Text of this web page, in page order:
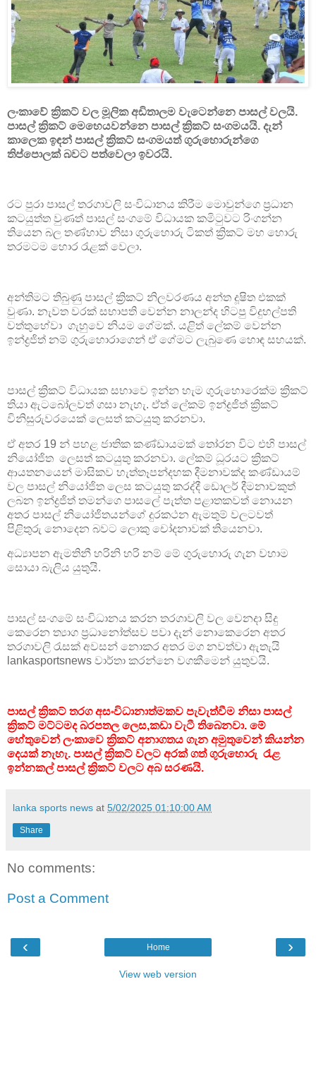
ලංකාවේ ක්‍රිකට් වල මූලික අඩිතාලම වැටෙන්නෙ පාසල් වලයි.
පාසල් ක්‍රිකට් මෙහෙයවන්නෙ පාසල් ක්‍රිකට් සංගමයයි. දැන්
කාලෙක ඉඳන් පාසල් ක්‍රිකට් සංගමයත් ගුරුහොරුන්ගෙ
තිප්පොලක් බවට පත්වෙලා ඉවරයි.
රට පුරා පාසල් තරගාවලි සංවිධානය කිරීම මොවුන්ගෙ ප්‍රධාන
කටයුත්ත වුණත් පාසල් සංගමේ විධායක කමිටුවට රිංගන්න
තියෙන බල තණ්හාව නිසා ගුරුහොරු ටිකත් ක්‍රිකට් මහ හොරු
තරමටම හොර රැළක් වෙලා.
අන්තිමට තිබුණු පාසල් ක්‍රිකට් නිලවරණය අන්ත දූෂිත එකක්
වුණා. නැවත වරක් සභාපති වෙන්න නාලන්ද හිටපු විදුහල්පති
වත්තුහේවා ගැහුවෙ නියම ගේමක්. යළිත් ලේකම් වෙන්න
ඉන්ද්‍රජිත් නම් ගුරුහොරාගෙන් ඒ ගේමට ලැබුණෙ හොඳ සහයක්.
පාසල් ක්‍රිකට් විධායක සභාවෙ ඉන්න හැම ගුරුහොරෙක්ම ක්‍රිකට්
තියා ඇටබෝලවත් ගසා නැහැ. ඒත් ලේකම් ඉන්ද්‍රජිත් ක්‍රිකට්
විනිසුරුවරයෙක් ලෙසත් කටයුතු කරනවා.
ඒ අතර 19 න් පහළ ජාතික කණ්ඩායමක් තෝරන විට එහි පාසල්
නියෝජිත ලෙසත් කටයුතු කරනවා. ලේකම් ධූරයට ක්‍රිකට්
ආයතනයෙන් මාසිකව හැත්තෑපන්දහක දීමනාවක්ද කණ්ඩායම්
වල පාසල් නියෝජිත ලෙස කටයුතු කරද්දී ඩොලර් දීමනාවකුත්
ලබන ඉන්ද්‍රජිත් තමන්ගෙ පාසලේ පැත්ත පළාතකවත් නොයන
අතර පාසල් නියෝජිතයන්ගේ දුරකථන ඇමතුම් වලටවත්
පිළිතුරු නොදෙන බවට ලොකු චෝදනාවක් තියෙනවා.
අධ්‍යාපන ඇමතිනී හරිනි හරි නම් මේ ගුරුහොරු ගැන වහාම
සොයා බැලිය යුතුයි.
පාසල් සංගමේ සංවිධානය කරන තරගාවලි වල වෙනදා සිදු
කෙරෙන ත්‍යාග ප්‍රධානෝත්සව පවා දැන් නොකෙරෙන අතර
තරගාවලි රැසක් අවසන් නොකර අතර මග නවත්වා ඇතැයි
lankasportsnews වාර්තා කරන්නෙ වගකීමෙන් යුතුවයි.
පාසල් ක්‍රිකට් තරග අසංවිධානාත්මකව පැවැත්වීම නිසා පාසල්
ක්‍රිකට් මට්ටමද බරපතල ලෙස,කඩා වැටී තිබෙනවා. මේ
හේතුවෙන් ලංකාවෙ ක්‍රිකට් අනාගතය ගැන අමුතුවෙන් කියන්න
දෙයක් නැහැ. පාසල් ක්‍රිකට් වලට අරක් ගත් ගුරුහොරු රැළ
ඉන්නකල් පාසල් ක්‍රිකට් වලට අබ සරණයි.
lanka sports news at 5/02/2025 01:10:00 AM
Share
No comments:
Post a Comment
‹ ›
Home
View web version